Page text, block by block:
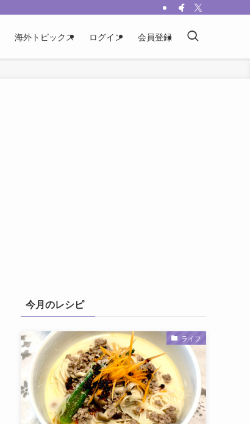
海外トピックス ログイン 会員登録
今月のレシピ
ライフ